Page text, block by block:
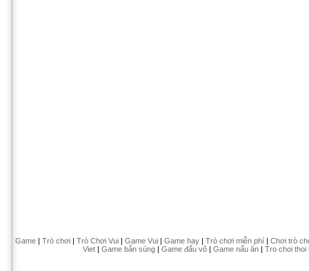
Game| Trò chơi| Trò Chơi Vui| Game Vui| Game hay| Trò chơi miễn phí| Chơi trò
Viet| Game bắn súng| Game đấu võ| Game nấu ăn| Tro choi thoi